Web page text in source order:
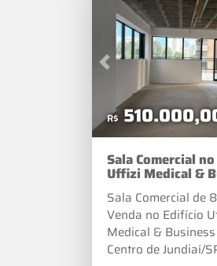
Previous
Sala Comercial
Uffizi Medical &
Center em Jundiaí
Sala Comercial de
Venda no Edifício
Medical &
Centro de Jundiaí/
R$